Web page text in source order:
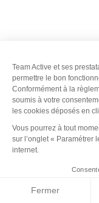
Team Active et ses
permettre le bon
Conformément à la
soumis à votre
les cookies déposés en
Vous pourrez à tout
sur l’onglet « Paramétrer
internet.
Fermer